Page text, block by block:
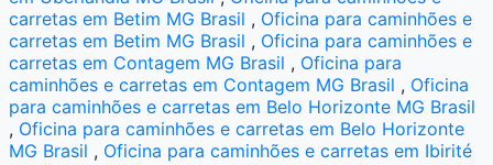
carretas em Betim MG Brasil , Oficina para caminhões e
carretas em Betim MG Brasil , Oficina para caminhões e
carretas em Contagem MG Brasil , Oficina para
caminhões e carretas em Contagem MG Brasil , Oficina
para caminhões e carretas em Belo Horizonte MG Brasil
, Oficina para caminhões e carretas em Belo Horizonte
MG Brasil , Oficina para caminhões e carretas em Ibirité